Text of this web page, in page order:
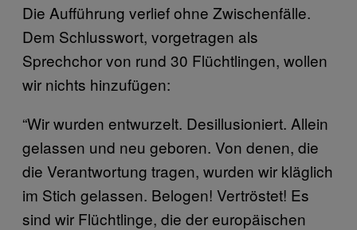
Die Aufführung verlief ohne Zwischenfälle.
Dem Schlusswort, vorgetragen als
Sprechchor von rund 30 Flüchtlingen, wollen
wir nichts hinzufügen:
“Wir wurden entwurzelt. Desillusioniert. Allein
gelassen und neu geboren. Von denen, die
die Verantwortung tragen, wurden wir kläglich
im Stich gelassen. Belogen! Vertröstet! Es
sind wir Flüchtlinge, die der europäischen